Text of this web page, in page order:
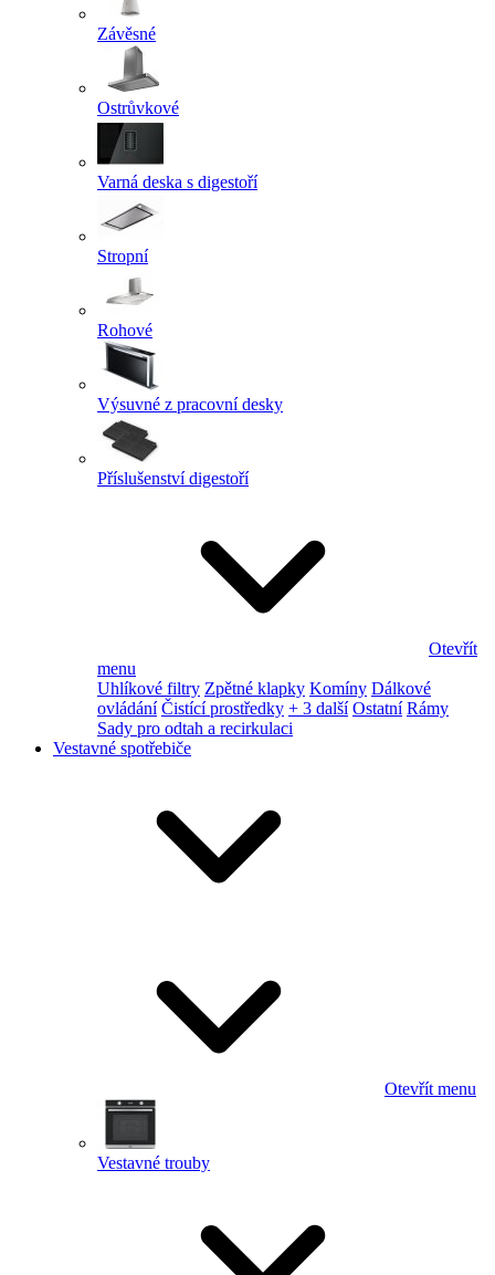
Závěsné
Ostrůvkové
Varná deska s digestoří
Stropní
Rohové
Výsuvné z pracovní desky
Příslušenství digestoří
Otevřít
menu
Uhlíkové filtry Zpětné klapky Komíny Dálkové
ovládání Čistící prostředky + 3 další Ostatní Rámy
Sady pro odtah a recirkulaci
Vestavné spotřebiče
Otevřít menu
Vestavné trouby